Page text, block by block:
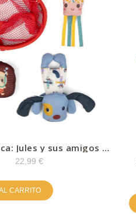
Jules y sus amigos –
Lilliputiens
22,99€
CARRITO